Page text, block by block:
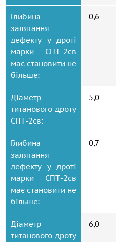
Глибина
залягання
дефекту у дроті
марки СПТ-2св
має становити не
більше:
0,6
Діаметр
титанового дроту
СПТ-2св:
5,0
Глибина
залягання
дефекту у дроті
марки СПТ-2св
має становити не
більше:
0,7
Діаметр
титанового дроту
6,0